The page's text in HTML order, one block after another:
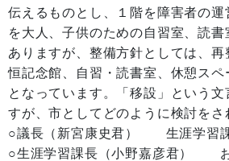
伝えるものとし、１階を障害者の
を大人、子供のための自習室、読書
ありますが、整備方針としては、
恒記念館、自習・読書室、休憩スペ
となっています。「移設」という文
すが、市としてどのように検討をさ
○議長（新宮康史君） 生涯学習課
○生涯学習課長（小野嘉彦君） お